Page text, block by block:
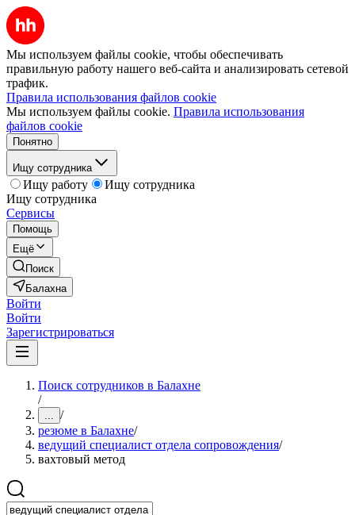
Мы используем файлы cookie, чтобы обеспечивать
правильную работу нашего веб-сайта и анализировать сетевой
трафик.
Правила использования файлов cookie
Мы используем файлы cookie. Правила использования
файлов cookie
Понятно
Ищу сотрудника
Ищу работу
Ищу сотрудника
Ищу сотрудника
Сервисы
Помощь
Ещё
Поиск
Балахна
Войти
Войти
Зарегистрироваться
Поиск сотрудников в Балахне
/
... /
резюме в Балахне/
ведущий специалист отдела сопровождения/
вахтовый метод